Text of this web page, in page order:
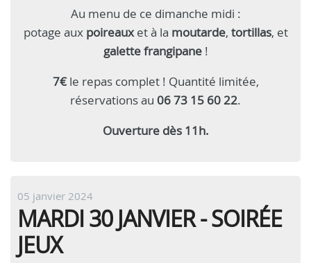
Au menu de ce dimanche midi :
potage aux poireauxet à la moutarde, tortillas, et
galette frangipane!
7€le repas complet ! Quantité limitée,
réservations au 06 73 15 60 22.
Ouverture dès 11h.
05 janvier 2024
MARDI 30 JANVIER - SOIRÉE
JEUX